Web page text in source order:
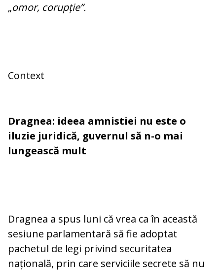
„omor, corupție”.
Context
Dragnea: ideea amnistiei nu este o
iluzie juridică, guvernul să n-o mai
lungească mult
Dragnea a spus luni că vrea ca în această
sesiune parlamentară să fie adoptat
pachetul de legi privind securitatea
națională, prin care serviciile secrete să nu